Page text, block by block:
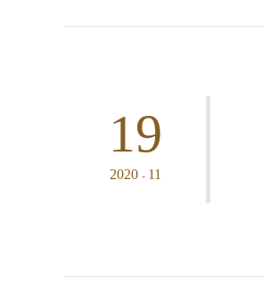
19
2020 - 11